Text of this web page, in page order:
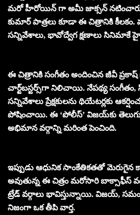
మరో హీరోయిన్ గా అమీ జాక్సన్ నటించారు.
కుమార్ పాత్రలు కూడా ఈ చిత్రానికి కీలకం.
సన్నివేశాలు, భావోద్వేగ క్షణాలు
ఈ చిత్రానికి సంగీతం అందించిన జీవీ
చార్ట్‌బస్టర్స్‌గా నిలిచాయి. నేపథ్య
సన్నివేశాలు ప్రేక్షకులను థియేటర్లకు
పోషించాయి. ఈ ‘పోలీస్’ విజయ్‌కు
అభిమాన వర్గాన్ని మరింత పెంచింది.
ఇప్పుడు ఆధునిక సాంకేతికతతో మెరుగైన
అవుతున్న ఈ చిత్రం మరోసారి బాక్సాఫీస్
ట్రేడ్ వర్గాలు భావిస్తున్నాయి. విజయ్,
నిజంగా ఒక తీపి వార్త.